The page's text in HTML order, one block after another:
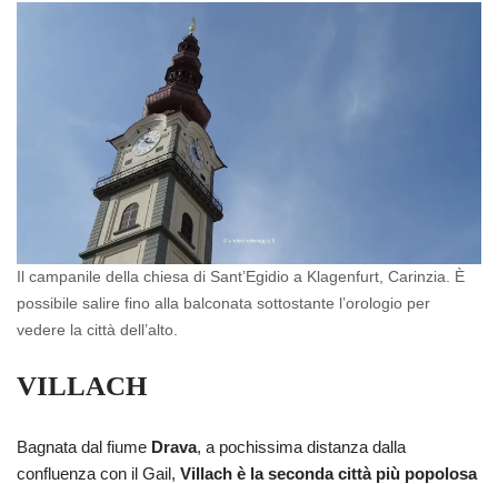
Il campanile della chiesa di Sant’Egidio a Klagenfurt, Carinzia. È
possibile salire fino alla balconata sottostante l’orologio per
vedere la città dell’alto.
VILLACH
Bagnata dal fiume Drava, a pochissima distanza dalla
confluenza con il Gail, Villach è la seconda città più popolosa